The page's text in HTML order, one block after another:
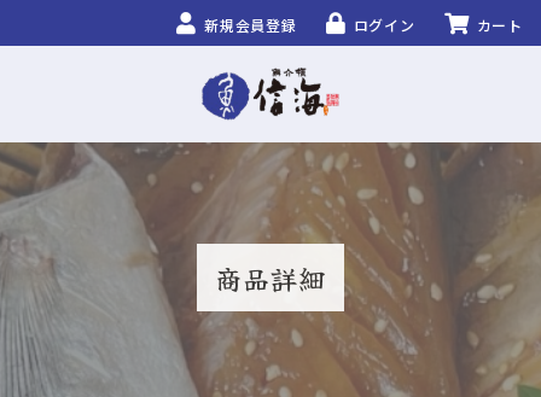
新規会員登録 ログイン カート
商品詳細